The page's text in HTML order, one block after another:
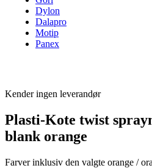
Dylon
Dalapro
Motip
Panex
Kender ingen leverandør
Plasti-Kote twist
blank orange
Farver inklusiv den valgte orange /